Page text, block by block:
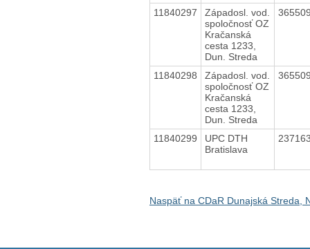
11840297
Západosl. vod.
spoločnosť OZ
Kračanská
cesta 1233,
Dun. Streda
11840298
Západosl. vod.
spoločnosť OZ
Kračanská
cesta 1233,
Dun. Streda
11840299
UPC DTH
Bratislava
Naspäť na CDaR Dunajská Streda,